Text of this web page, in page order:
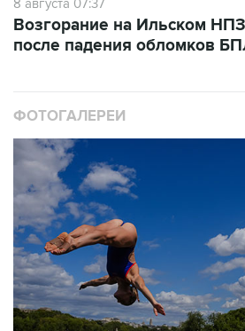
8 августа 07:37
Возгорание на Ильском
после падения обломков
ФОТОГАЛЕРЕИ